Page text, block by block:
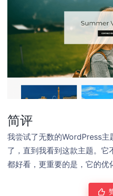
简评
我尝试了无数的WordPress主
了，直到我看到这款主题。
都好看，更重要的是，它的优